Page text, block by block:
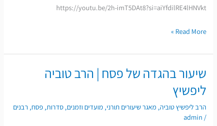
https://youtu.be/2h-imT5DAt8?si=aiYfdilRE4lHNVkt
הסדר
הרב
Read More »
שיעור בהגדה של פסח | הרב טוביה
ליפשיץ
הרב ליפשיץ טוביה, מאגר שיעורים תורני, מועדים וזמנים,סדרות,פסח, רבנים
/
admin
שיעור
בהגדה
של
פסח